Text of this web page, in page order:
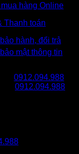
hàng Online
Thanh toán
hành, đổi trả
mật thông tin
0912.094.988
0912.094.988